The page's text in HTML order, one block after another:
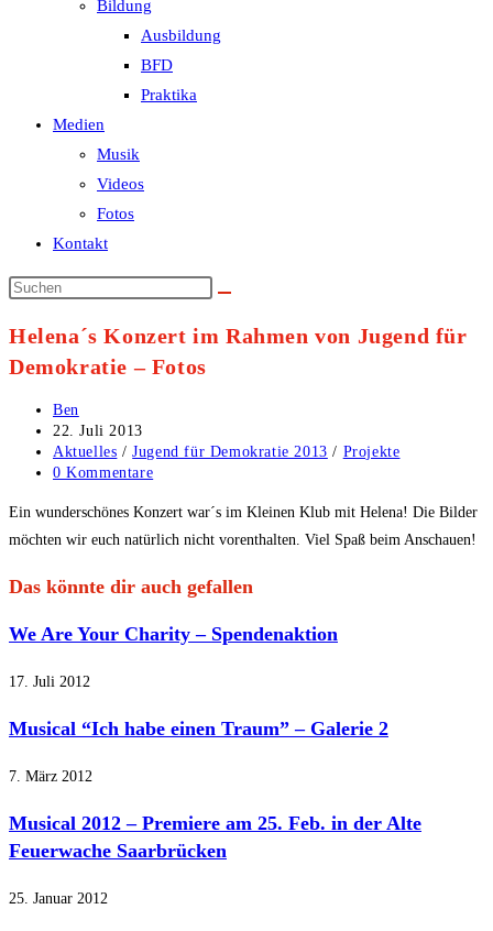
Bildung
Ausbildung
BFD
Praktika
Medien
Musik
Videos
Fotos
Kontakt
Helena´s Konzert im Rahmen von Jugend für
Demokratie – Fotos
Beitrags-
Autor:
Ben
Beitrag
veröffentlicht:
22. Juli 2013
Beitrags-
Kategorie:
Aktuelles / Jugend für Demokratie 2013 / Projekte
Beitrags-
0 Kommentare
Ein wunderschönes Konzert war´s im Kleinen Klub mit Helena! Die Bilder
möchten wir euch natürlich nicht vorenthalten. Viel Spaß beim Anschauen!
Das könnte dir auch gefallen
We Are Your Charity – Spendenaktion
17. Juli 2012
Musical “Ich habe einen Traum” – Galerie 2
7. März 2012
Musical 2012 – Premiere am 25. Feb. in der Alte
Feuerwache Saarbrücken
25. Januar 2012